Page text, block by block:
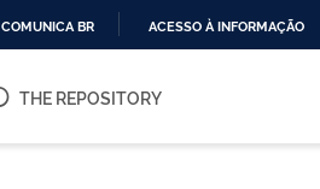
O
COMUNICA BR ACESSO À INFORMAÇÃO
THE REPOSITORY